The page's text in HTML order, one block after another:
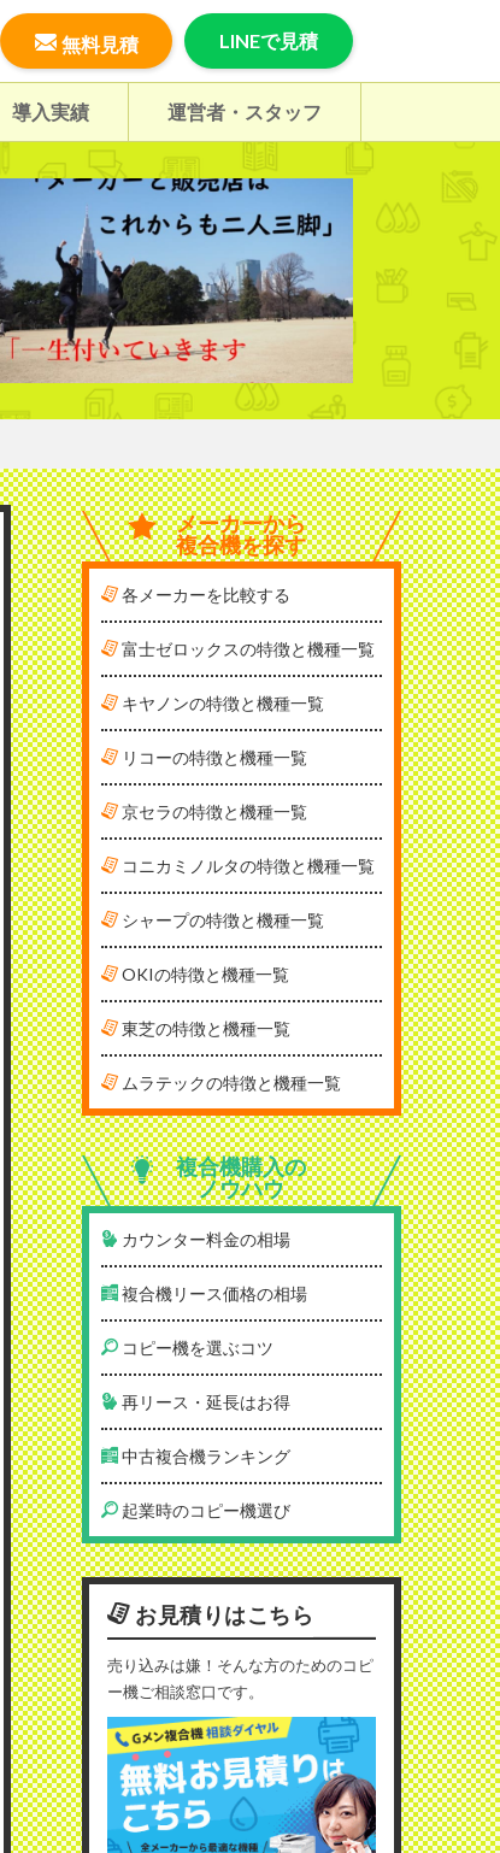
無料見積 LINEで見積
導入実績 運営者・スタッフ
メーカーから
複合機を探す
各メーカーを比較する
富士ゼロックスの特徴と機種一覧
キヤノンの特徴と機種一覧
リコーの特徴と機種一覧
京セラの特徴と機種一覧
コニカミノルタの特徴と機種一覧
シャープの特徴と機種一覧
OKIの特徴と機種一覧
東芝の特徴と機種一覧
ムラテックの特徴と機種一覧
複合機購入の
ノウハウ
カウンター料金の相場
複合機リース価格の相場
コピー機を選ぶコツ
再リース・延長はお得
中古複合機ランキング
起業時のコピー機選び
お見積りはこちら
売り込みは嫌！そんな方のためのコピ
ー機ご相談窓口です。